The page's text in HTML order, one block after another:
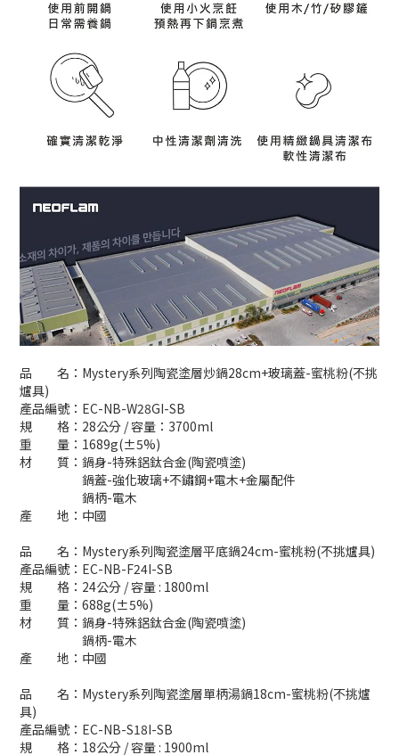
品 名：Mystery系列陶瓷塗層炒鍋28cm+玻璃蓋-蜜桃粉(不挑
爐具)
產品編號：EC-NB-W28GI-SB
規 格：28公分 / 容量：3700ml
重 量：1689g(±5%)
材 質：鍋身-特殊鋁鈦合金(陶瓷噴塗)
鍋蓋-強化玻璃+不鏽鋼+電木+金屬配件
鍋柄-電木
產 地：中國
品 名：Mystery系列陶瓷塗層平底鍋24cm-蜜桃粉(不挑爐具)
產品編號：EC-NB-F24I-SB
規 格：24公分 / 容量 : 1800ml
重 量：688g(±5%)
材 質：鍋身-特殊鋁鈦合金(陶瓷噴塗)
鍋柄-電木
產 地：中國
品 名：Mystery系列陶瓷塗層單柄湯鍋18cm-蜜桃粉(不挑爐
具)
產品編號：EC-NB-S18I-SB
規 格：18公分 / 容量 : 1900ml